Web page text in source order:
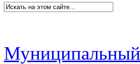
Муниципальный